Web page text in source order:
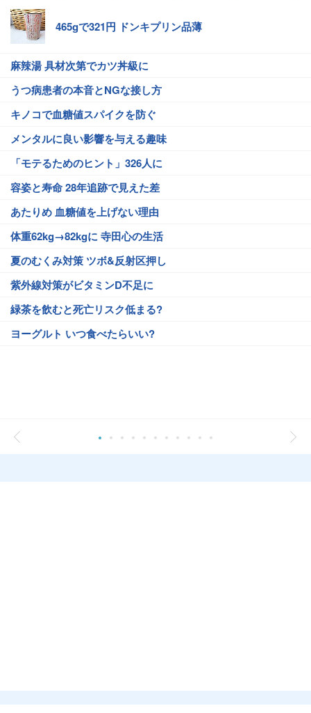
465gで321円 ドンキプリン品薄
麻辣湯 具材次第でカツ丼級に
うつ病患者の本音とNGな接し方
キノコで血糖値スパイクを防ぐ
メンタルに良い影響を与える趣味
「モテるためのヒント」326人に
容姿と寿命 28年追跡で見えた差
あたりめ 血糖値を上げない理由
体重62kg→82kgに 寺田心の生活
夏のむくみ対策 ツボ&反射区押し
紫外線対策がビタミンD不足に
緑茶を飲むと死亡リスク低まる?
ヨーグルト いつ食べたらいい?